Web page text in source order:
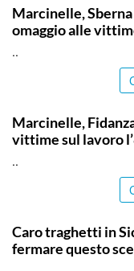
Marcinelle,
omaggio alle
..
Marcinelle,
vittime sul lavoro
..
Caro traghetti in
fermare questo